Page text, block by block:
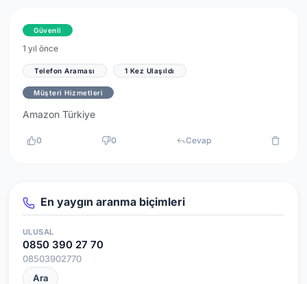
Güvenli
1 yıl önce
Telefon Araması 1 Kez Ulaşıldı
Müşteri Hizmetleri
Amazon Türkiye
0 0 Cevap
En yaygın aranma biçimleri
ULUSAL
0850 390 27 70
08503902770
Ara